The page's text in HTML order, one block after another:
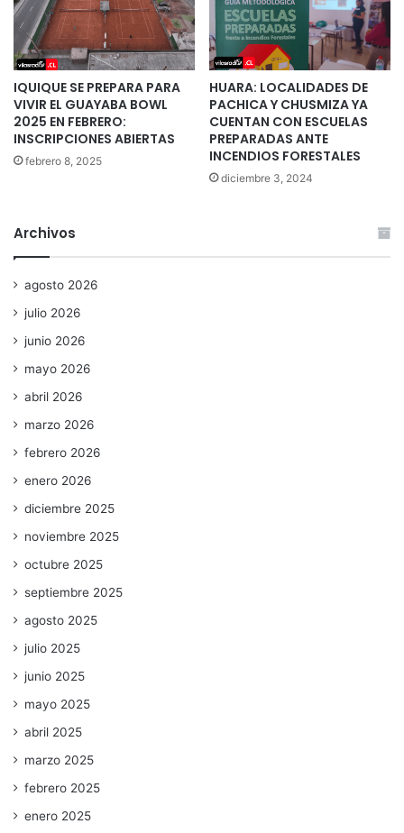
IQUIQUE SE PREPARA PARA
VIVIR EL GUAYABA BOWL
2025 EN FEBRERO:
INSCRIPCIONES ABIERTAS
febrero 8, 2025
HUARA: LOCALIDADES DE
PACHICA Y CHUSMIZA YA
CUENTAN CON ESCUELAS
PREPARADAS ANTE
INCENDIOS FORESTALES
diciembre 3, 2024
Archivos
agosto 2026
julio 2026
junio 2026
mayo 2026
abril 2026
marzo 2026
febrero 2026
enero 2026
diciembre 2025
noviembre 2025
octubre 2025
septiembre 2025
agosto 2025
julio 2025
junio 2025
mayo 2025
abril 2025
marzo 2025
febrero 2025
enero 2025